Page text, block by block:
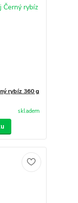
rybíz 360 g
skladem